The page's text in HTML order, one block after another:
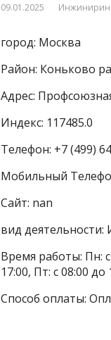
09.01.2025
город: Москва
Район: Коньково
Адрес:
Индекс: 117485.0
Телефон: +7 (499)
Мобильный
Сайт: nan
вид
Время работы: Пн: с
17:00, Пт: с 08:00
Способ оплаты: